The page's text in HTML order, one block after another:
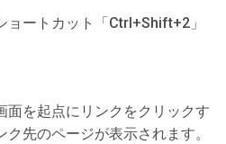
ョートカット「Ctrl+Shift+2」
面を起点にリンクをクリックす
先のページが表示されます。